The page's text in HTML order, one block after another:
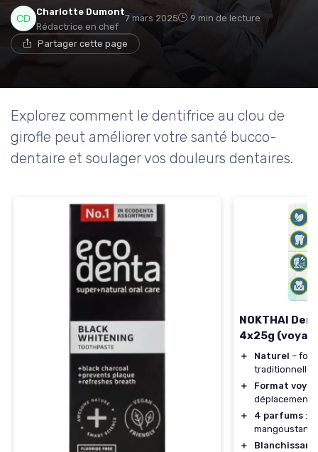
Charlotte Dumont
Rédactrice en chef
7 mars 2025 9 min de lecture
Partager cette page
Explorez comment le dentifrice au clou de
girofle peut améliorer votre santé bucco-
dentaire et soulager vos douleurs dentaires.
NOKTHAI
4x25g
＋ Naturel –
traditionnelle
＋
Format
déplacements
＋
4 parfums :
mangoustan,
＋
Blanchissant
→ Je rejoins le club
* En rejoignant le club, j'accepte de recevoir les emails